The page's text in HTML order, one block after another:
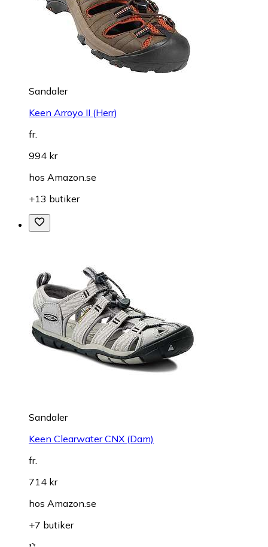
Sandaler
Keen Arroyo II (Herr)
fr.
994 kr
hos Amazon.se
+13 butiker
Sandaler
Keen Clearwater CNX (Dam)
fr.
714 kr
hos Amazon.se
+7 butiker